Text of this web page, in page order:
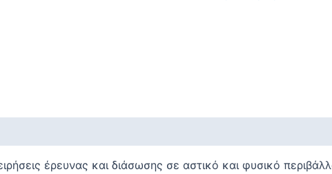
έρευνας και διάσωσης σε αστικό και φυσικό